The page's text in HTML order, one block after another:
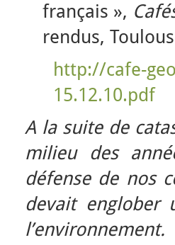
français »,
rendus,
http://cafe-
15.12.10.pdf
A la suite de
milieu des
défense de nos
devait englober
l’environnement.